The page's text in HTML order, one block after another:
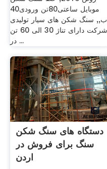
موبایل ساعتی80تن ورودی40
ب,, سنگ شکن های سیار تولیدی
شرکت دارای تناژ 30 الی 60 تن
در ...
دستگاه های سنگ شکن
سنگ برای فروش در
اردن